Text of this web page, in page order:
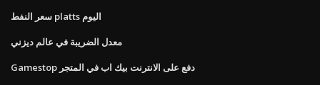
سعر النفط platts اليوم
معدل الضريبة في عالم ديزني
Gamestop دفع على الانترنت بيك اب في المتجر